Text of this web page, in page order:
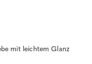
mit leichtem Glanz